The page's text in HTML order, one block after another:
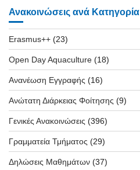
Ανακοινώσεις ανά Κατηγορία
Erasmus++ (23)
Open Day Aquaculture (18)
Ανανέωση Εγγραφής (16)
Ανώτατη Διάρκειας Φοίτησης (9)
Γενικές Ανακοινώσεις (396)
Γραμματεία Τμήματος (29)
Δηλώσεις Μαθημάτων (37)